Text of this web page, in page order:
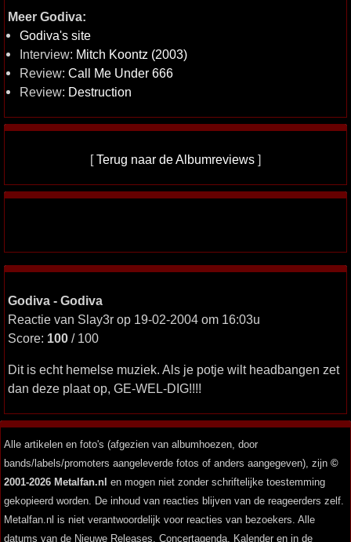
Meer Godiva:
Godiva's site
Interview: Mitch Koontz (2003)
Review: Call Me Under 666
Review: Destruction
[Terug naar de Albumreviews ]
Godiva - Godiva
Reactie van Slay3r op 19-02-2004 om 16:03u
Score: 100 / 100
Dit is echt hemelse muziek. Als je potje wilt headbangen zet
dan deze plaat op, GE-WEL-DIG!!!!
Alle artikelen en foto's (afgezien van albumhoezen, door
bands/labels/promoters aangeleverde fotos of anders aangegeven), zijn ©
2001-2026 Metalfan.nl en mogen niet zonder schriftelijke toestemming
gekopieerd worden. De inhoud van reacties blijven van de reageerders zelf.
Metalfan.nl is niet verantwoordelijk voor reacties van bezoekers. Alle
datums van de Nieuwe Releases, Concertagenda, Kalender en in de